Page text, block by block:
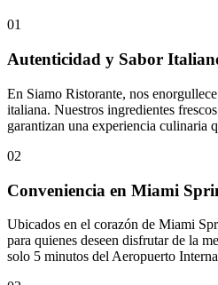
01
Autenticidad y Sabor
En Siamo Ristorante, nos
italiana. Nuestros ingredientes
garantizan una experiencia culinaria
02
Conveniencia en Miami
Ubicados en el corazón de Miami
para quienes deseen disfrutar de la
solo 5 minutos del Aeropuerto